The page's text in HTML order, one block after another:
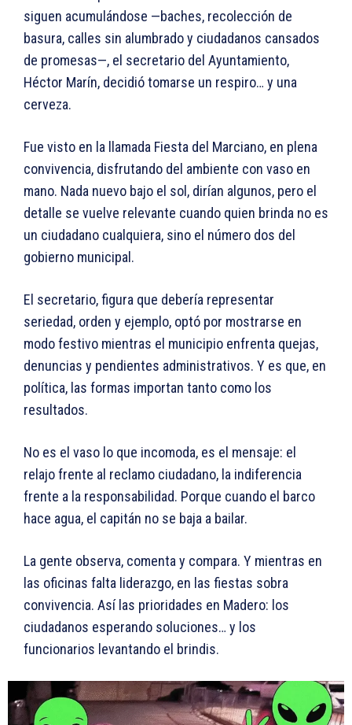
siguen acumulándose —baches, recolección de
basura, calles sin alumbrado y ciudadanos cansados
de promesas—, el secretario del Ayuntamiento,
Héctor Marín, decidió tomarse un respiro… y una
cerveza.
Fue visto en la llamada Fiesta del Marciano, en plena
convivencia, disfrutando del ambiente con vaso en
mano. Nada nuevo bajo el sol, dirían algunos, pero el
detalle se vuelve relevante cuando quien brinda no es
un ciudadano cualquiera, sino el número dos del
gobierno municipal.
El secretario, figura que debería representar
seriedad, orden y ejemplo, optó por mostrarse en
modo festivo mientras el municipio enfrenta quejas,
denuncias y pendientes administrativos. Y es que, en
política, las formas importan tanto como los
resultados.
No es el vaso lo que incomoda, es el mensaje: el
relajo frente al reclamo ciudadano, la indiferencia
frente a la responsabilidad. Porque cuando el barco
hace agua, el capitán no se baja a bailar.
La gente observa, comenta y compara. Y mientras en
las oficinas falta liderazgo, en las fiestas sobra
convivencia. Así las prioridades en Madero: los
ciudadanos esperando soluciones… y los
funcionarios levantando el brindis.